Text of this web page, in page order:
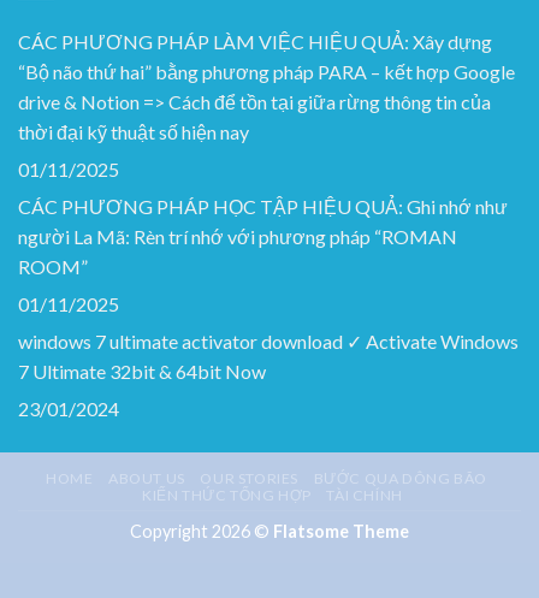
CÁC PHƯƠNG PHÁP LÀM VIỆC HIỆU QUẢ: Xây dựng
“Bộ não thứ hai” bằng phương pháp PARA – kết hợp Google
drive & Notion => Cách để tồn tại giữa rừng thông tin của
thời đại kỹ thuật số hiện nay
01/11/2025
CÁC PHƯƠNG PHÁP HỌC TẬP HIỆU QUẢ: Ghi nhớ như
người La Mã: Rèn trí nhớ với phương pháp “ROMAN
ROOM”
01/11/2025
windows 7 ultimate activator download ✓ Activate Windows
7 Ultimate 32bit & 64bit Now
23/01/2024
HOME ABOUT US OUR STORIES
BƯỚC QUA DÔNG BÃO
KIẾN THỨC TỔNG HỢP
TÀI CHÍNH
Copyright 2026 © Flatsome Theme